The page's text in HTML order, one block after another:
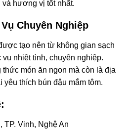
hương vị tốt nhất.
Chuyên Nghiệp
tạo nên từ không gian sạch
nhiệt tình, chuyên nghiệp.
món ăn ngon mà còn là địa
thích bún đậu mắm tôm.
TP. Vinh, Nghệ An